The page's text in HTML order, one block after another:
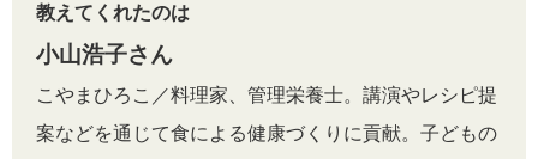
教えてくれたのは
小山浩子さん
こやまひろこ／料理家、管理栄養士。講演やレシピ提
案などを通じて食による健康づくりに貢献。子どもの